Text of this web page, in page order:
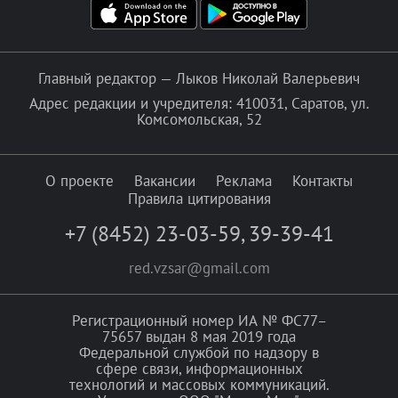
Главный редактор — Лыков Николай Валерьевич
Адрес редакции и учредителя: 410031, Саратов, ул.
Комсомольская, 52
О проекте Вакансии Реклама
Контакты
Правила цитирования
+7 (8452) 23-03-59, 39-39-41
red.vzsar@gmail.com
Регистрационный номер ИА № ФС77–
75657 выдан 8 мая 2019 года
Федеральной службой по надзору в
сфере связи, информационных
технологий и массовых коммуникаций.